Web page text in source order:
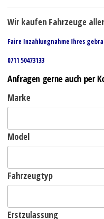
Wir kaufen Fahrzeuge
Faire Inzahlungnahme Ihres
0711 50473133
Anfragen gerne auch per
Marke
Model
Fahrzeugtyp
Erstzulassung